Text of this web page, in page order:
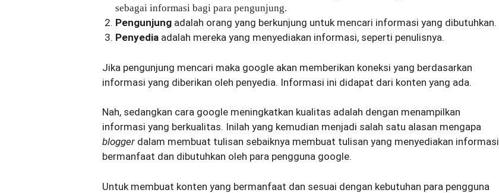
sebagai informasi bagi para pengunjung.
Pengunjung adalah orang yang berkunjung untuk mencari informasi yang dibutuhkan.
Penyedia adalah mereka yang menyediakan informasi, seperti penulisnya.
Jika pengunjung mencari maka google akan memberikan koneksi yang berdasarkan
informasi yang diberikan oleh penyedia. Informasi ini didapat dari konten yang ada.
Nah, sedangkan cara google meningkatkan kualitas adalah dengan menampilkan
informasi yang berkualitas. Inilah yang kemudian menjadi salah satu alasan mengapa
blogger dalam membuat tulisan sebaiknya membuat tulisan yang menyediakan informasi
bermanfaat dan dibutuhkan oleh para pengguna google.
Untuk membuat konten yang bermanfaat dan sesuai dengan kebutuhan para pengguna